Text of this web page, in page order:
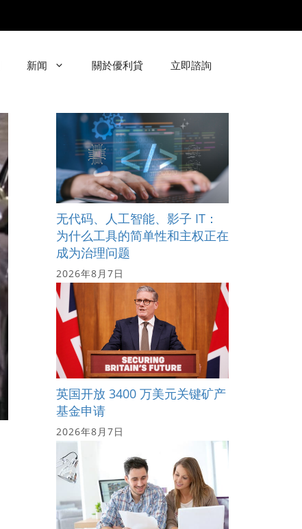
新闻 關於優利貸 立即諮詢
无代码、人工智能、影子 IT：
为什么工具的简单性和主权正在
成为治理问题
2026年8月7日
英国开放 3400 万美元关键矿产
基金申请
2026年8月7日